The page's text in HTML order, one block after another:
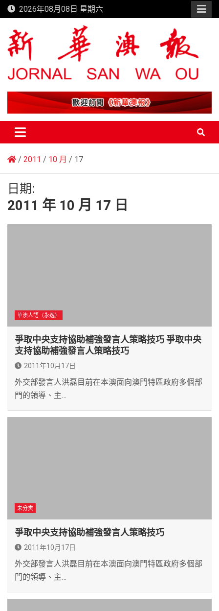
Skip
to
content
2026年08月08日 星期六
新華澳報
2011 10 月 17
日期:
2011 年 10 月 17 日
華澳人語（永逸）
爭取中央支持協助補強發言人策略技巧 爭取中央
支持協助補強發言人策略技巧
2011年10月17日
外交部發言人洪磊目前在本澳面向澳門特區政府多個部
門的領導、主…
未分类
爭取中央支持協助補強發言人策略技巧
2011年10月17日
外交部發言人洪磊目前在本澳面向澳門特區政府多個部
門的領導、主…